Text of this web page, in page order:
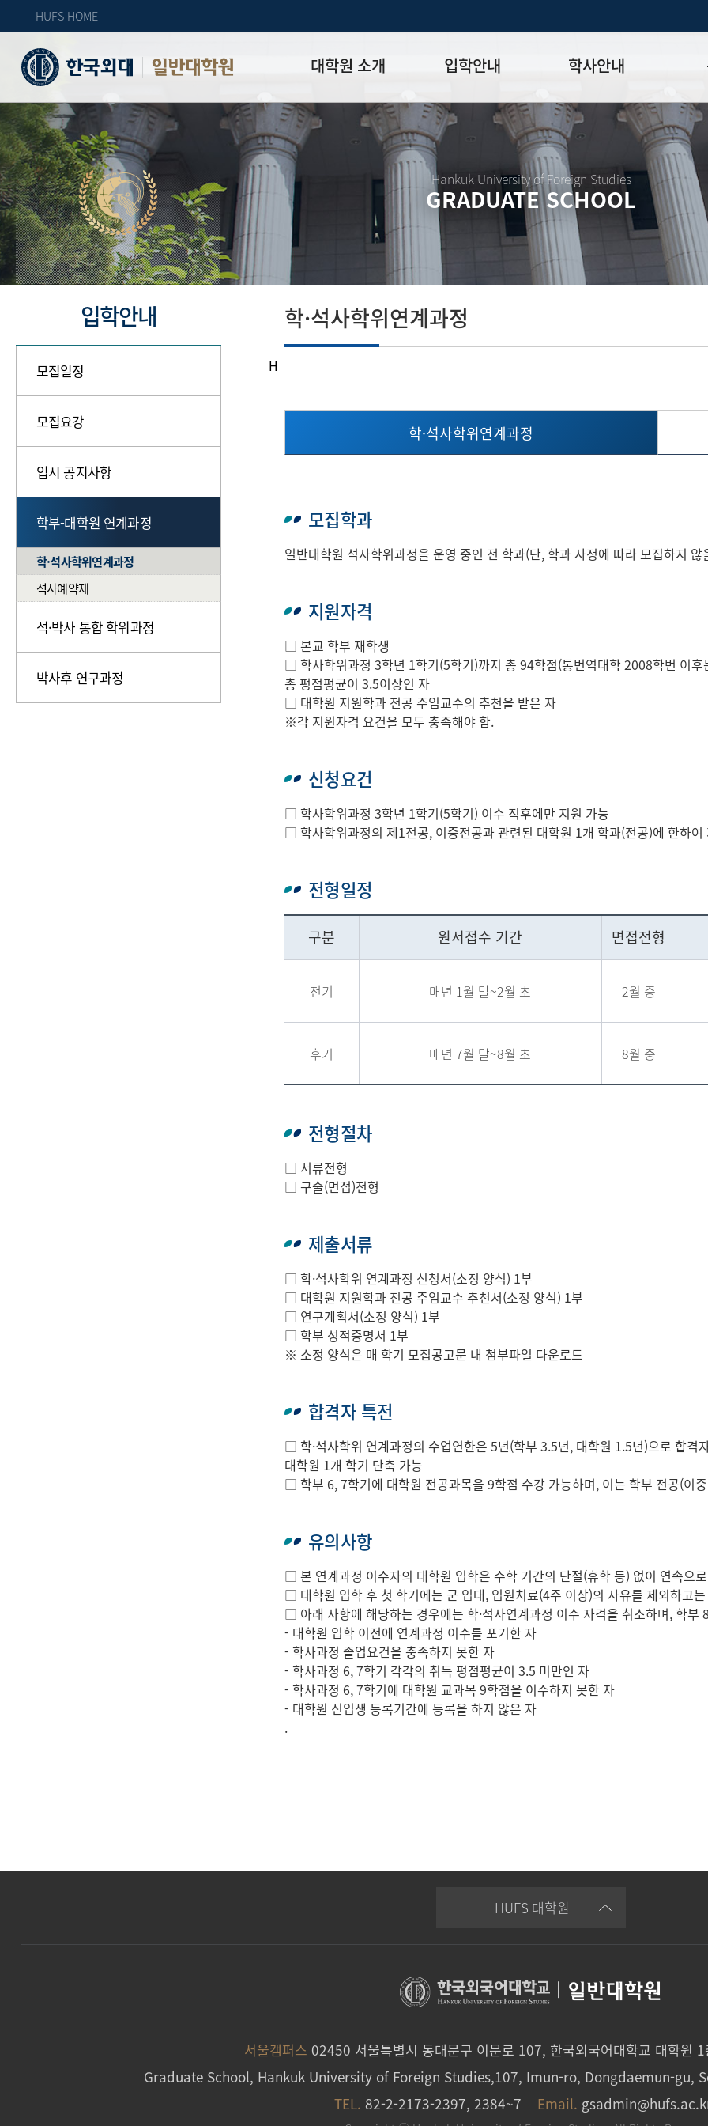
HUFS HOME
일반대학원 대학원 소개
원장인사
연혁
주임교수 연락처
자체 평가
입학안내
모집일정
모집요강
입시 공지사항
학부-대학원 연계과정
석·박사 통합 학위과정
박사후 연구과정
학사안내
학사일정표
강의시간표
수업
학적
장학
외국어시험
종합시험
제 규정
학위논
논문작
양식함
논문지도_
학위논
연구윤
연구윤
연구윤리
Hankuk University of Foreign Studies
GRADUATE SCHOOL
입학안내
모집일정
모집요강
입시 공지사항
학부-대학원 연계과정
학·석사학위연계과정
석사예약제
석·박사 통합 학위과정
박사후 연구과정
H
학·석사학위연계과정
학·석사학위연계과정
모집학과
일반대학원 석사학위과정을 운영 중인 전 학과(단, 학과 사정에 따라 모집하지
지원자격
□ 본교 학부 재학생
□ 학사학위과정 3학년 1학기(5학기)까지 총 94학점(통번역대학 2008학번 이후
총 평점평균이 3.5이상인 자
□ 대학원 지원학과 전공 주임교수의 추천을 받은 자
※각 지원자격 요건을 모두 충족해야 함.
신청요건
□ 학사학위과정 3학년 1학기(5학기) 이수 직후에만 지원 가능
□ 학사학위과정의 제1전공, 이중전공과 관련된 대학원 1개 학과(전공)에 한하여
전형일정
구분 원서접수 기간 면접전형
전기 매년 1월 말~2월 초 2월 중
후기 매년 7월 말~8월 초 8월 중
전형절차
□ 서류전형
□ 구술(면접)전형
제출서류
□ 학·석사학위 연계과정 신청서(소정 양식) 1부
□ 대학원 지원학과 전공 주임교수 추천서(소정 양식) 1부
□ 연구계획서(소정 양식) 1부
□ 학부 성적증명서 1부
※ 소정 양식은 매 학기 모집공고문 내 첨부파일 다운로드
합격자 특전
□ 학·석사학위 연계과정의 수업연한은 5년(학부 3.5년, 대학원 1.5년)으로 합격
대학원 1개 학기 단축 가능
□ 학부 6, 7학기에 대학원 전공과목을 9학점 수강 가능하며, 이는 학부 전공(이
유의사항
□ 본 연계과정 이수자의 대학원 입학은 수학 기간의 단절(휴학 등) 없이 연속으
□ 대학원 입학 후 첫 학기에는 군 입대, 입원치료(4주 이상)의 사유를 제외하고
□ 아래 사항에 해당하는 경우에는 학·석사연계과정 이수 자격을 취소하며, 학부
- 대학원 입학 이전에 연계과정 이수를 포기한 자
- 학사과정 졸업요건을 충족하지 못한 자
- 학사과정 6, 7학기 각각의 취득 평점평균이 3.5 미만인 자
- 학사과정 6, 7학기에 대학원 교과목 9학점을 이수하지 못한 자
- 대학원 신입생 등록기간에 등록을 하지 않은 자
.
HUFS 대학원
| 일반대학원
서울캠퍼스 02450 서울특별시 동대문구 이문로 107, 한국외국어대학교 대학원 1
Graduate School, Hankuk University of Foreign Studies,107, Imun-ro, Dongdaemun-gu,
TEL. 82-2-2173-2397, 2384~7 Email.